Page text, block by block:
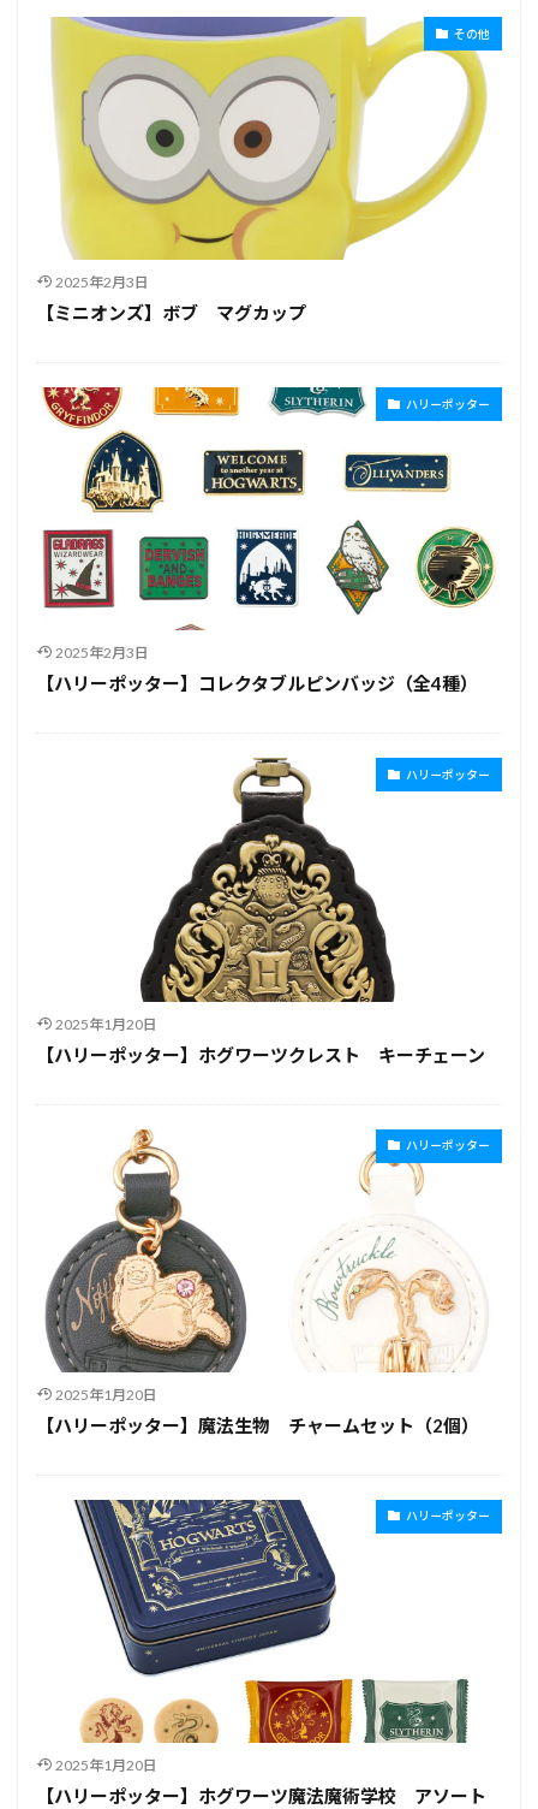
その他
2025年2月3日
【ミニオンズ】ボブ マグカップ
ハリーポッター
2025年2月3日
【ハリーポッター】コレクタブルピンバッジ（全4種）
ハリーポッター
2025年1月20日
【ハリーポッター】ホグワーツクレスト キーチェーン
ハリーポッター
2025年1月20日
【ハリーポッター】魔法生物 チャームセット（2個）
ハリーポッター
2025年1月20日
【ハリーポッター】ホグワーツ魔法魔術学校 アソート